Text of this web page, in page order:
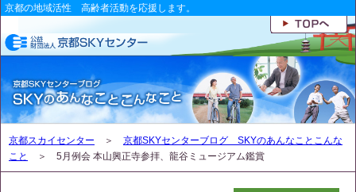
京都の地域活性 高齢者活動を応援します。
京都スカイセンター ＞ 京都SKYセンターブログ SKYのあんなことこんな
こと
＞ 5月例会 本山興正寺参拝、龍谷ミュージアム鑑賞